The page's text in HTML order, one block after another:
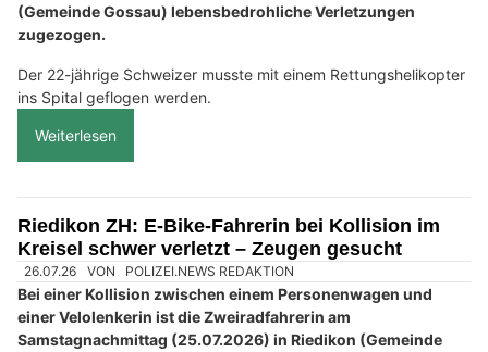
(Gemeinde Gossau) lebensbedrohliche Verletzungen
zugezogen.
Der 22-jährige Schweizer musste mit einem Rettungshelikopter
ins Spital geflogen werden.
Weiterlesen
Riedikon ZH: E-Bike-Fahrerin bei Kollision im
Kreisel schwer verletzt – Zeugen gesucht
26.07.26 VON POLIZEI.NEWS REDAKTION
Bei einer Kollision zwischen einem Personenwagen und
einer Velolenkerin ist die Zweiradfahrerin am
Samstagnachmittag (25.07.2026) in Riedikon (Gemeinde